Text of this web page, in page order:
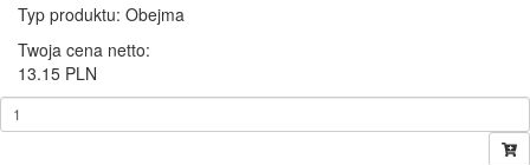
Typ produktu: Obejma
Twoja cena netto:
13.15 PLN